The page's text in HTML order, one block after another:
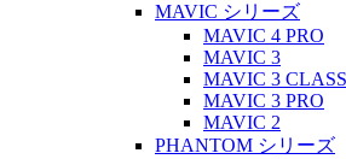
MAVIC シリーズ
MAVIC 4 PRO
MAVIC 3
MAVIC 3
MAVIC 3 PRO
MAVIC 2
PHANTOM シリーズ